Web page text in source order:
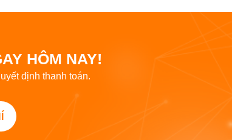
HÔM NAY!
định thanh toán.